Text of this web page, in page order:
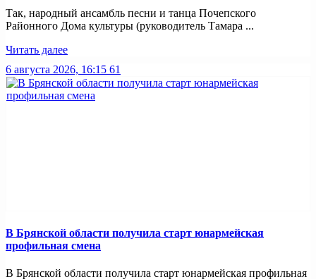
Так, народный ансамбль песни и танца Почепского
Районного Дома культуры (руководитель Тамара ...
Читать далее
6 августа 2026, 16:15 61
В Брянской области получила старт юнармейская
профильная смена
В Брянской области получила старт юнармейская профильная